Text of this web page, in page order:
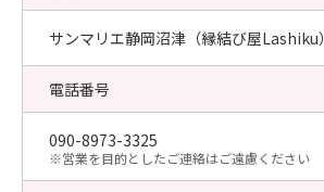
サンマリエ静岡沼津（縁結び屋Lashiku）
電話番号
090-8973-3325
​※営業を目的としたご連絡はご遠慮ください